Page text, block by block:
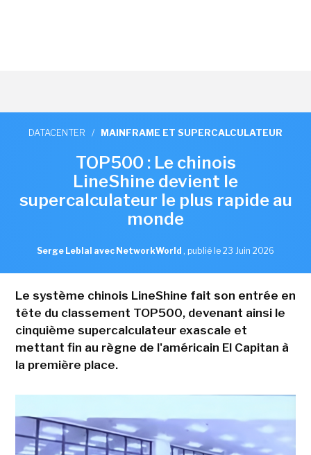
DATACENTER / MAINFRAME ET SUPERCALCULATEUR
TOP500 : Le chinois
LineShine devient le
supercalculateur le plus rapide au
monde
Serge Leblal avec NetworkWorld , publié le 23 Juin 2026
Le système chinois LineShine fait son entrée en
tête du classement TOP500, devenant ainsi le
cinquième supercalculateur exascale et
mettant fin au règne de l'américain El Capitan à
la première place.